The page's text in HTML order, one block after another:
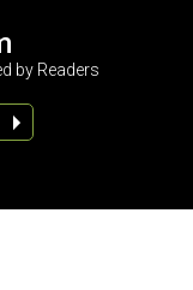
by Readers